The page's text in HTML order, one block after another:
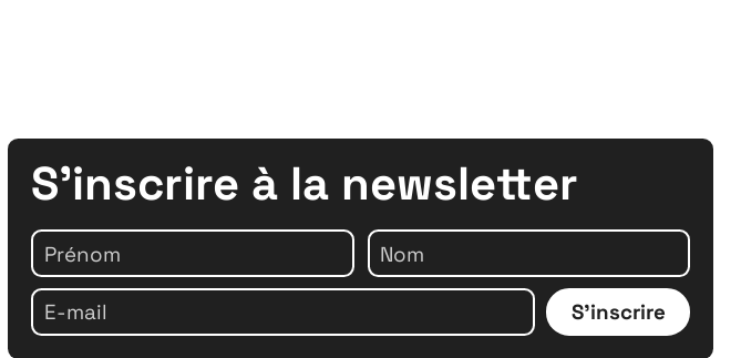
S'inscrire à la newsletter
S'inscrire